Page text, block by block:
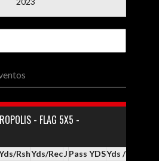
- FLAG 5X5 -
RshYds/RecJ Pass YDSYds / Pass